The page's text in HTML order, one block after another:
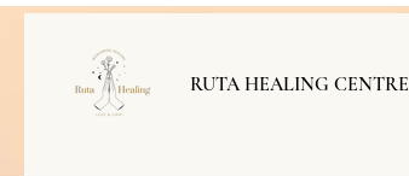
RUTA HEALING CENTRE